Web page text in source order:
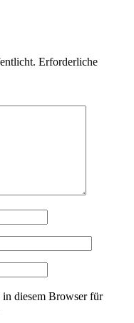
Erforderliche
diesem Browser für